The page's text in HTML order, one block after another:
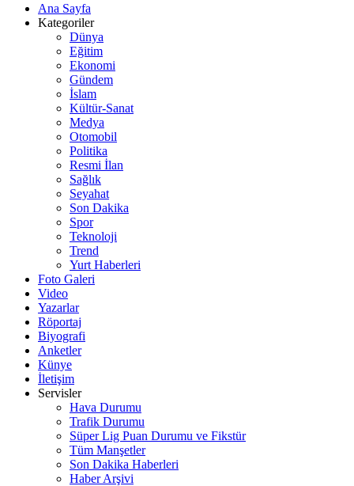
Ana Sayfa
Kategoriler
Dünya
Eğitim
Ekonomi
Gündem
İslam
Kültür-Sanat
Medya
Otomobil
Politika
Resmi İlan
Sağlık
Seyahat
Son Dakika
Spor
Teknoloji
Trend
Yurt Haberleri
Foto Galeri
Video
Yazarlar
Röportaj
Biyografi
Anketler
Künye
İletişim
Servisler
Hava Durumu
Trafik Durumu
Süper Lig Puan Durumu ve Fikstür
Tüm Manşetler
Son Dakika Haberleri
Haber Arşivi